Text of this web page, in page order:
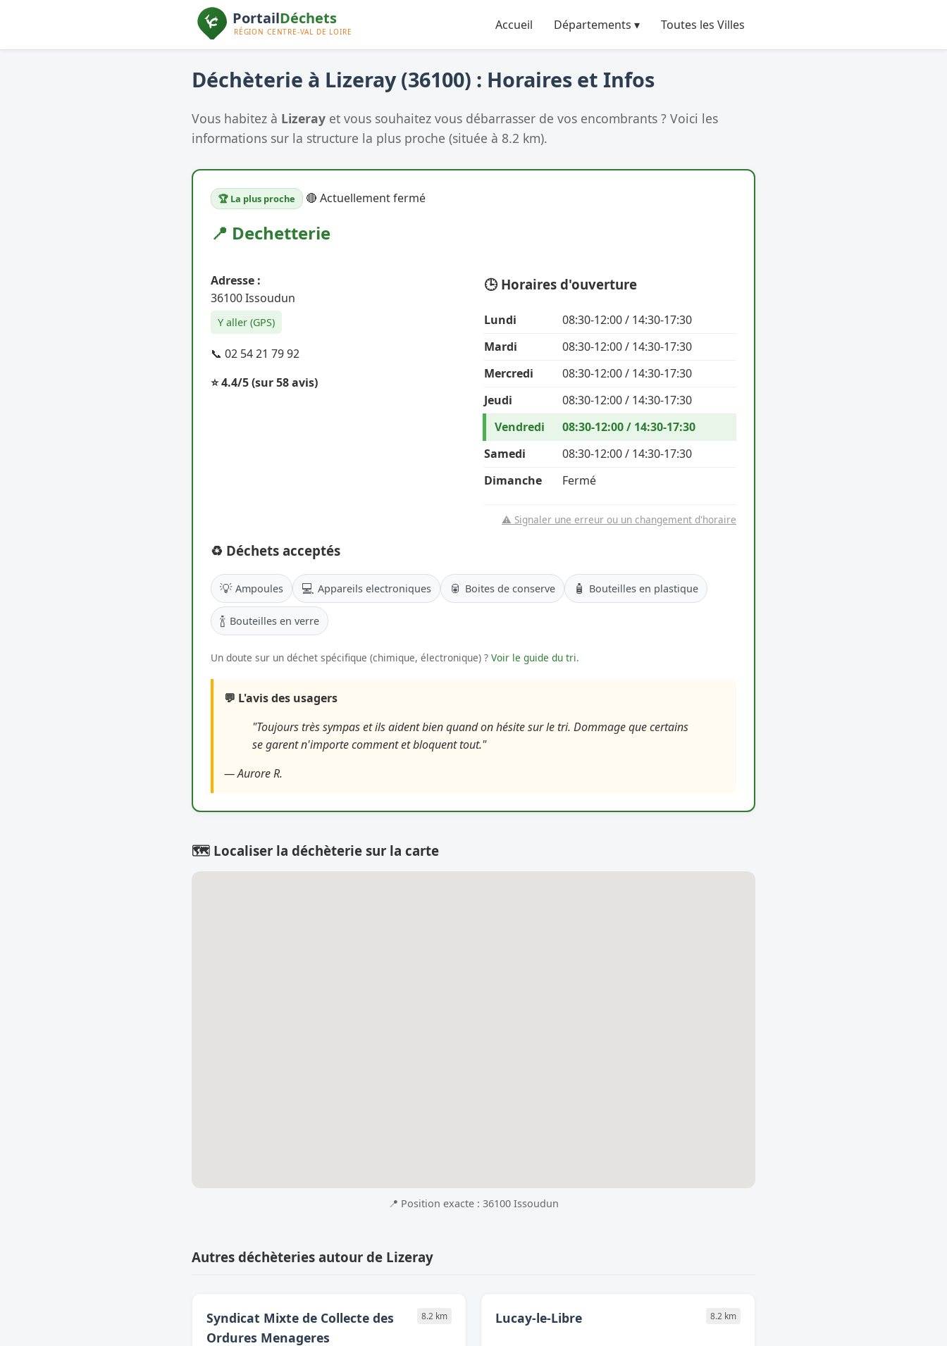
Accueil Départements ▾ Toutes les Villes
Déchèterie à Lizeray (36100) : Horaires et Infos
Vous habitez à Lizeray et vous souhaitez vous débarrasser de vos encombrants ? Voici les
informations sur la structure la plus proche (située à 8.2 km).
🏆 La plus proche 🔴 Actuellement fermé
📍 Dechetterie
Adresse :
36100 Issoudun
Y aller (GPS)
📞 02 54 21 79 92
⭐ 4.4/5(sur 58 avis)
🕒 Horaires d'ouverture
Lundi
08:30-12:00 / 14:30-17:30
Mardi
08:30-12:00 / 14:30-17:30
Mercredi
08:30-12:00 / 14:30-17:30
Jeudi
08:30-12:00 / 14:30-17:30
Vendredi
08:30-12:00 / 14:30-17:30
Samedi
08:30-12:00 / 14:30-17:30
Dimanche
Fermé
⚠️ Signaler une erreur ou un changement d'horaire
♻️ Déchets acceptés
💡 Ampoules 💻 Appareils electroniques 🥫 Boites de conserve 🧴 Bouteilles en plastique
🍾 Bouteilles en verre
Un doute sur un déchet spécifique (chimique, électronique) ? Voir le guide du tri.
💬 L'avis des usagers
"Toujours très sympas et ils aident bien quand on hésite sur le tri. Dommage que certains
se garent n'importe comment et bloquent tout."
— Aurore R.
🗺️ Localiser la déchèterie sur la carte
📍 Position exacte : 36100 Issoudun
Autres déchèteries autour de Lizeray
Syndicat Mixte de Collecte des
Ordures Menageres
8.2 km Lucay-le-Libre 8.2 km